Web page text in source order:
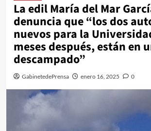
La edil María del Mar
denuncia que “los dos
nuevos para la
meses después, están en
descampado”
GabinetedePrensa enero 16, 2025 0